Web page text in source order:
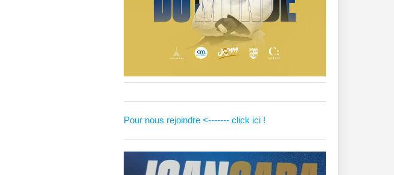
JUIN
Pour nous rejoindre <------- click ici !